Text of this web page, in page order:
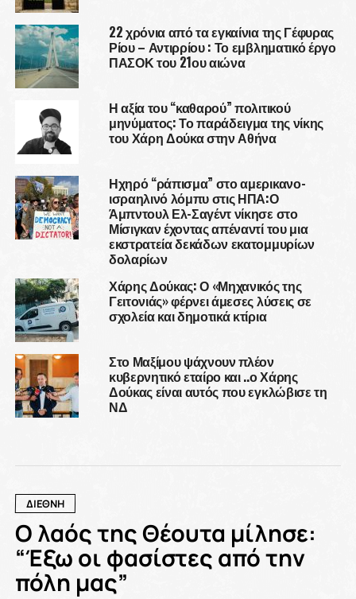
22 χρόνια από τα εγκαίνια της Γέφυρας
Ρίου – Αντιρρίου : Το εμβληματικό έργο
ΠΑΣΟΚ του 21ου αιώνα
Η αξία του “καθαρού” πολιτικού
μηνύματος: Το παράδειγμα της νίκης
του Χάρη Δούκα στην Αθήνα
Ηχηρό “ράπισμα” στο αμερικανο-
ισραηλινό λόμπυ στις ΗΠΑ:Ο
Άμπντουλ Ελ-Σαγέντ νίκησε στο
Μίσιγκαν έχοντας απέναντί του μια
εκστρατεία δεκάδων εκατομμυρίων
δολαρίων
Χάρης Δούκας: Ο «Μηχανικός της
Γειτονιάς» φέρνει άμεσες λύσεις σε
σχολεία και δημοτικά κτίρια
Στο Μαξίμου ψάχνουν πλέον
κυβερνητικό εταίρο και ..ο Χάρης
Δούκας είναι αυτός που εγκλώβισε τη
ΝΔ
ΔΙΕΘΝΗ
Ο λαός της Θέουτα μίλησε:
“Έξω οι φασίστες από την
πόλη μας”